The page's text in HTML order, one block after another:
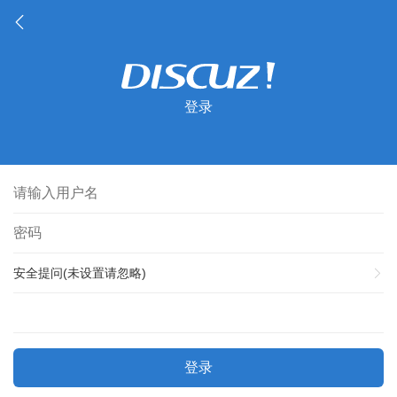
登录
安全提问(未设置请忽略)
登录